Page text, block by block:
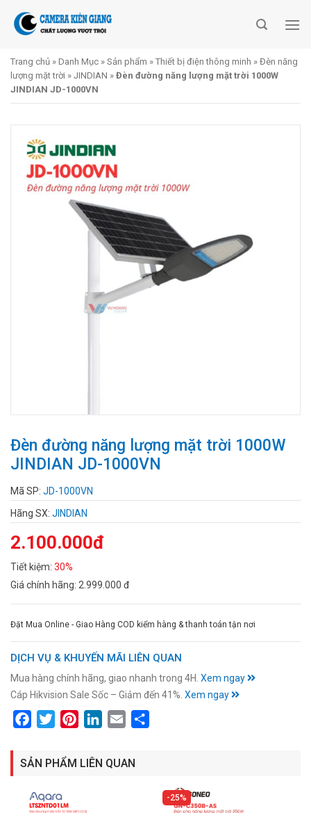
Trang chủ » Danh Mục » Sản phẩm » Thiết bị điện thông minh » Đèn năng
lượng mặt trời » JINDIAN » Đèn đường năng lượng mặt trời 1000W
JINDIAN JD-1000VN
Đèn đường năng lượng mặt trời 1000W
JINDIAN JD-1000VN
Mã SP: JD-1000VN
Hãng SX: JINDIAN
2.100.000đ
Tiết kiệm: 30%
Giá chính hãng: 2.999.000 đ
Đặt Mua Online - Giao Hàng COD kiểm hàng & thanh toán tận nơi
DỊCH VỤ & KHUYẾN MÃI LIÊN QUAN
Mua hàng chính hãng, giao nhanh trong 4H. Xem ngay
Cáp Hikvision Sale Sốc – Giảm đến 41%. Xem ngay
FacebookTwitterPinterestLinkedIn
Email
SẢN PHẨM LIÊN QUAN
25%